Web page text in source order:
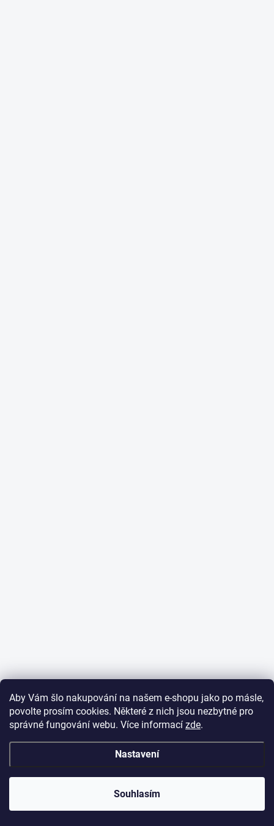
Aby Vám šlo nakupování na našem e-shopu jako po másle,
povolte prosím cookies. Některé z nich jsou nezbytné pro
správné fungování webu. Více informací zde.
Nastavení
Souhlasím